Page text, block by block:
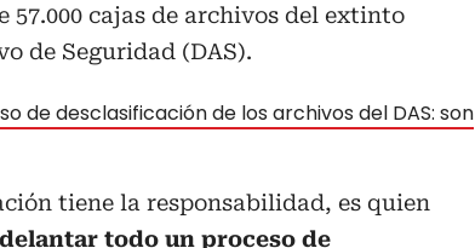
57.000 cajas de archivos del extinto
de Seguridad (DAS).
de desclasificación de los archivos del DAS: son
tiene la responsabilidad, es quien
todo un proceso de